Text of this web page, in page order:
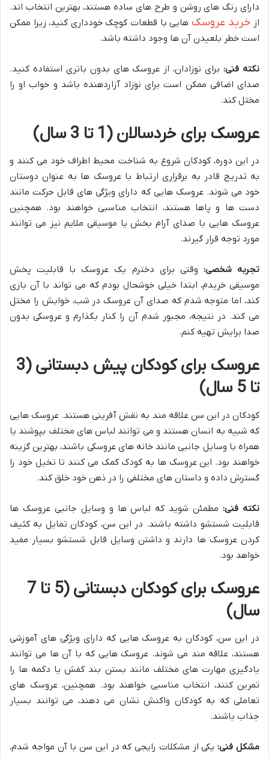
دارای رنگ های روشن و طرح های ساده هستند، بهترین انتخاب اند.
از خرید عروسک هایی با قطعات کوچک خودداری کنید، زیرا ممکن
است خطر بلعیدن آن ها وجود داشته باشد.
نکته فنی:برای نوزادان، از عروسک های بدون باتری استفاده کنید.
صدای اضافی ممکن است برای نوزاد آزاردهنده باشد و خواب او را
مختل کند.
عروسک برای خردسالان (1 تا 3 سال)
در این دوره، کودکان شروع به شناخت محیط اطراف خود می کنند و
به تدریج قادر به برقراری ارتباط با عروسک ها به عنوان دوستان
خود می شوند. عروسک هایی که دارای ویژگی های قابل حرکت مانند
دست ها و پاها هستند، انتخاب مناسبی خواهند بود. همچنین
عروسک هایی با صدای آرام بخش یا موسیقی ملایم نیز می توانند
مورد توجه قرار گیرند.
تجربه شخصی: وقتی برای دخترم یک عروسک با قابلیت پخش
موسیقی خریدم، ابتدا خیلی خوشحال بودم که می تواند با آن بازی
کند، اما متوجه شدم که صدای آن عروسک در شب، خوابش را مختل
می کند. در نتیجه، مجبور شدم آن را کنار بگذارم و عروسکی بدون
صدا برایش تهیه کنم.
عروسک برای کودکان پیش دبستانی (3
تا 5 سال)
کودکان در این سن علاقه مند به نقش آفرینی هستند. عروسک هایی
که شبیه به انسان هستند و می توانند لباس های مختلف بپوشند یا
همراه با وسایل جانبی مانند خانه های عروسکی باشند، بهترین گزینه
خواهند بود. این عروسک ها به کودک کمک می کنند تا تخیل خود را
گسترش داده و داستان های مختلفی را در ذهن خود خلق کند.
نکته فنی:مطمئن شوید که لباس ها و وسایل جانبی عروسک ها
قابلیت شستشو داشته باشند. در این سن، کودکان تمایل به کثیف
کردن عروسک ها دارند و داشتن وسایل قابل شستشو بسیار مفید
خواهد بود.
عروسک برای کودکان دبستانی (5 تا 7
سال)
در این سن، کودکان به عروسک هایی که دارای ویژگی های آموزشی
هستند، علاقه مند می شوند. عروسک هایی که با آن ها می توانند
یادگیری مهارت های مختلف مانند بستن بند کفش یا دکمه ها را
تمرین کنند، انتخاب مناسبی خواهند بود. همچنین، عروسک های
تعاملی که به کودکان واکنش نشان می دهند، می توانند بسیار
جذاب باشند.
مشکل فنی:یکی از مشکلات رایجی که در این سن با آن مواجه شدم،